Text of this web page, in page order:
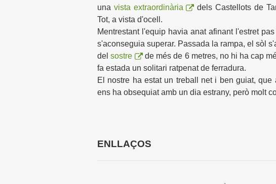
una vista extraordinària
dels Castellots de
Tot, a vista d'ocell.
Mentrestant l'equip havia anat afinant l'estret
s'aconseguia superar. Passada la rampa, el sòl
delsostre de més de 6 metres, no hi ha cap
fa estada un solitari ratpenat de ferradura.
El nostre ha estat un treball net i ben guiat, que
ens ha obsequiat amb un dia estrany, però molt
ENLLAÇOS